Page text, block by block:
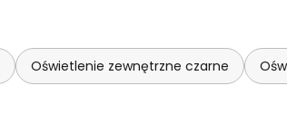
Oświetlenie zewnętrzne czarne